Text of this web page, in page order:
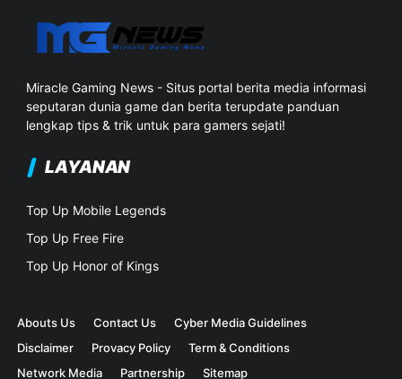
Miracle Gaming News - Situs portal berita media informasi
seputaran dunia game dan berita terupdate panduan
lengkap tips & trik untuk para gamers sejati!
LAYANAN
Top Up Mobile Legends
Top Up Free Fire
Top Up Honor of Kings
Abouts Us Contact Us
Cyber Media Guidelines
Disclaimer
Provacy Policy
Term & Conditions
Network Media
Partnership Sitemap